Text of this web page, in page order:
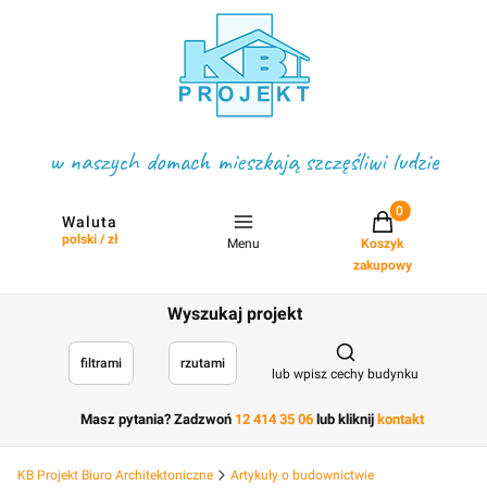
w naszych domach mieszkają szczęśliwi ludzie
Waluta
polski / zł Menu
Projekty w
Koszyk
zakupowy
Wyszukaj projekt
filtrami rzutami
Otwórz
lub wpisz cechy budynku
Masz pytania? Zadzwoń 12 414 35 06 lub kliknij kontakt
KB Projekt Biuro Architektoniczne Artykuły o budownictwie